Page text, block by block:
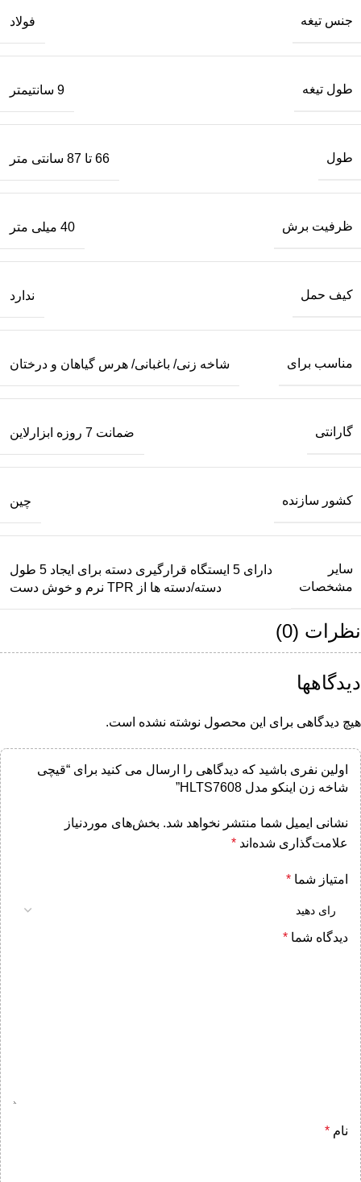
جنس تیغه فولاد
طول تیغه 9 سانتیمتر
طول 66 تا 87 سانتی متر
ظرفیت برش 40 میلی متر
کیف حمل ندارد
مناسب برای شاخه زنی/ باغبانی/ هرس گیاهان و درختان
گارانتی ضمانت 7 روزه ابزارلاین
کشور سازنده چین
سایر
مشخصات
دارای 5 ایستگاه قرارگیری دسته برای ایجاد 5 طول
دسته/دسته ها از TPR نرم و خوش دست
نظرات (0)
دیدگاهها
هیچ دیدگاهی برای این محصول نوشته نشده است.
اولین نفری باشید که دیدگاهی را ارسال می کنید برای “قیچی
شاخه زن اینکو مدل HLTS7608”
نشانی ایمیل شما منتشر نخواهد شد. بخش‌های موردنیاز
علامت‌گذاری شده‌اند *
امتیاز شما *
دیدگاه شما *
نام *